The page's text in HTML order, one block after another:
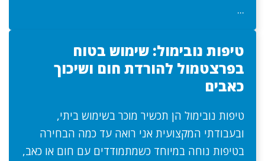
...
טיפות נובימול: שימוש בטוח
בפרצטמול להורדת חום ושיכוך
כאבים
טיפות נובימול הן תכשיר מוכר בשימוש ביתי,
ובעבודתי המקצועית אני רואה עד כמה הבחירה
בטיפות נוחה במיוחד כשמתמודדים עם חום או כאב,